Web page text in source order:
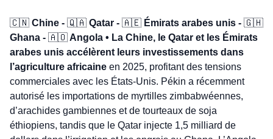
🇨🇳 Chine - 🇶🇦 Qatar - 🇦🇪 Émirats arabes unis - 🇬🇭
Ghana - 🇦🇴 Angola • La Chine, le Qatar et les Émirats
arabes unis accélèrent leurs investissements dans
l’agriculture africaine en 2025, profitant des tensions
commerciales avec les États-Unis. Pékin a récemment
autorisé les importations de myrtilles zimbabwéennes,
d’arachides gambiennes et de tourteaux de soja
éthiopiens, tandis que le Qatar injecte 1,5 milliard de